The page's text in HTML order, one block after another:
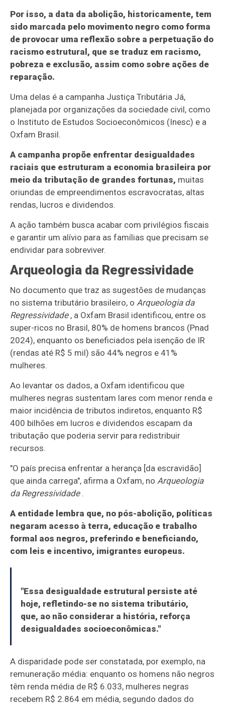
Por isso, a data da abolição, historicamente, tem
sido marcada pelo movimento negro como forma
de provocar uma reflexão sobre a perpetuação do
racismo estrutural, que se traduz em racismo,
pobreza e exclusão, assim como sobre ações de
reparação.
Uma delas é a campanha Justiça Tributária Já,
planejada por organizações da sociedade civil, como
o Instituto de Estudos Socioeconômicos (Inesc) e a
Oxfam Brasil.
A campanha propõe enfrentar desigualdades
raciais que estruturam a economia brasileira por
meio da tributação de grandes fortunas, muitas
oriundas de empreendimentos escravocratas, altas
rendas, lucros e dividendos.
A ação também busca acabar com privilégios fiscais
e garantir um alívio para as famílias que precisam se
endividar para sobreviver.
Arqueologia da Regressividade
No documento que traz as sugestões de mudanças
no sistema tributário brasileiro, oArqueologia da
Regressividade, a Oxfam Brasil identificou, entre os
super-ricos no Brasil, 80% de homens brancos (Pnad
2024), enquanto os beneficiados pela isenção de IR
(rendas até R$ 5 mil) são 44% negros e 41%
mulheres.
Ao levantar os dados, a Oxfam identificou que
mulheres negras sustentam lares com menor renda e
maior incidência de tributos indiretos, enquanto R$
400 bilhões em lucros e dividendos escapam da
tributação que poderia servir para redistribuir
recursos.
"O país precisa enfrentar a herança [da escravidão]
que ainda carrega", afirma a Oxfam, noArqueologia
da Regressividade.
A entidade lembra que, no pós-abolição, políticas
negaram acesso à terra, educação e trabalho
formal aos negros, preferindo e beneficiando,
com leis e incentivo, imigrantes europeus.
"Essa desigualdade estrutural persiste até
hoje, refletindo-se no sistema tributário,
que, ao não considerar a história, reforça
desigualdades socioeconômicas."
A disparidade pode ser constatada, por exemplo, na
remuneração média: enquanto os homens não negros
têm renda média de R$ 6.033, mulheres negras
recebem R$ 2.864 em média, segundo dados do